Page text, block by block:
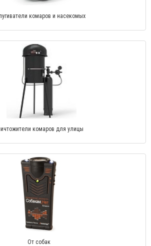
комаров и насекомых
комаров для улицы
От собак